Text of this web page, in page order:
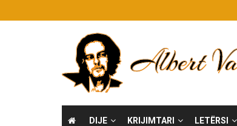
DIJE KRIJIMTARI LETËRSI